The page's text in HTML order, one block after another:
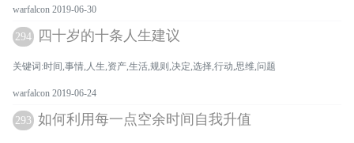
warfalcon 2019-06-30
294 四十岁的十条人生建议
关键词:时间,事情,人生,资产,生活,规则,决定,选择,行动,思维,问题
warfalcon 2019-06-24
293 如何利用每一点空余时间自我升值